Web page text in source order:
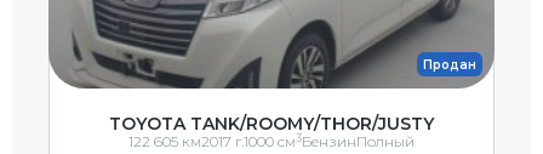
Продан
TOYOTA TANK/ROOMY/THOR/JUSTY
122 605 км2017 г.1000 см3БензинПолный